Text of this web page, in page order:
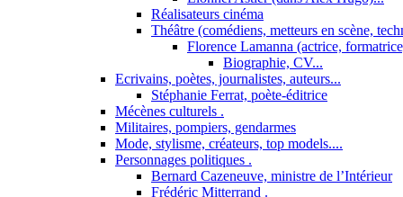
Réalisateurs cinéma
Théâtre (comédiens, metteurs en scène,
Florence Lamanna (actrice,
Biographie, CV...
Ecrivains, poètes, journalistes, auteurs...
Stéphanie Ferrat, poète-éditrice
Mécènes culturels .
Militaires, pompiers, gendarmes
Mode, stylisme, créateurs, top models....
Personnages politiques .
Bernard Cazeneuve, ministre de l’Intérieur
Frédéric Mitterrand .